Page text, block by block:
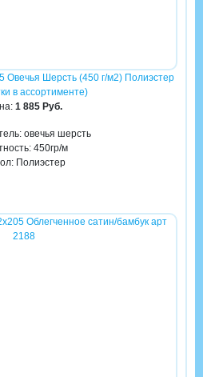
Овечья Шерсть (450 г/м2) Полиэстер
в ассортименте)
1 885 Руб.
овечья шерсть
450гр/м
Полиэстер